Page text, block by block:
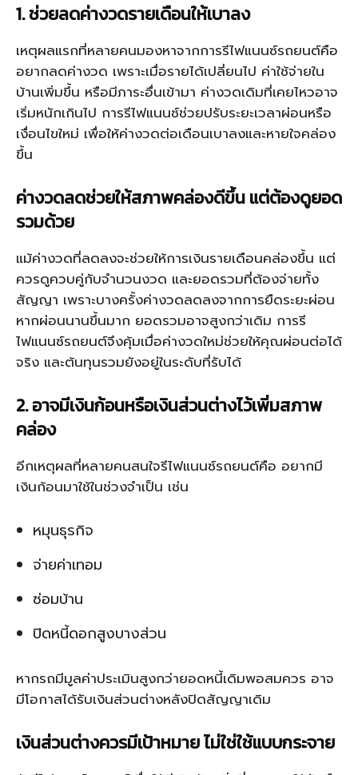
1. ช่วยลดค่างวดรายเดือนให้เบาลง
เหตุผลแรกที่หลายคนมองหาจากการรีไฟแนนซ์รถยนต์คือ
อยากลดค่างวด เพราะเมื่อรายได้เปลี่ยนไป ค่าใช้จ่ายใน
บ้านเพิ่มขึ้น หรือมีภาระอื่นเข้ามา ค่างวดเดิมที่เคยไหวอาจ
เริ่มหนักเกินไป การรีไฟแนนซ์ช่วยปรับระยะเวลาผ่อนหรือ
เงื่อนไขใหม่ เพื่อให้ค่างวดต่อเดือนเบาลงและหายใจคล่อง
ขึ้น
ค่างวดลดช่วยให้สภาพคล่องดีขึ้น แต่ต้องดูยอด
รวมด้วย
แม้ค่างวดที่ลดลงจะช่วยให้การเงินรายเดือนคล่องขึ้น แต่
ควรดูควบคู่กับจำนวนงวด และยอดรวมที่ต้องจ่ายทั้ง
สัญญา เพราะบางครั้งค่างวดลดลงจากการยืดระยะผ่อน
หากผ่อนนานขึ้นมาก ยอดรวมอาจสูงกว่าเดิม การรี
ไฟแนนซ์รถยนต์จึงคุ้มเมื่อค่างวดใหม่ช่วยให้คุณผ่อนต่อได้
จริง และต้นทุนรวมยังอยู่ในระดับที่รับได้
2. อาจมีเงินก้อนหรือเงินส่วนต่างไว้เพิ่มสภาพ
คล่อง
อีกเหตุผลที่หลายคนสนใจรีไฟแนนซ์รถยนต์คือ อยากมี
เงินก้อนมาใช้ในช่วงจำเป็น เช่น
หมุนธุรกิจ
จ่ายค่าเทอม
ซ่อมบ้าน
ปิดหนี้ดอกสูงบางส่วน
หากรถมีมูลค่าประเมินสูงกว่ายอดหนี้เดิมพอสมควร อาจ
มีโอกาสได้รับเงินส่วนต่างหลังปิดสัญญาเดิม
เงินส่วนต่างควรมีเป้าหมาย ไม่ใช่ใช้แบบกระจาย